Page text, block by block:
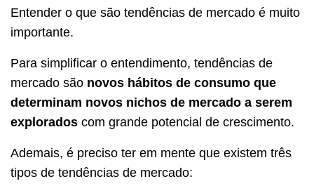
Entender o que são tendências de mercado é muito
importante.
Para simplificar o entendimento, tendências de
mercado são novos hábitos de consumo que
determinam novos nichos de mercado a serem
explorados com grande potencial de crescimento.
Ademais, é preciso ter em mente que existem três
tipos de tendências de mercado: